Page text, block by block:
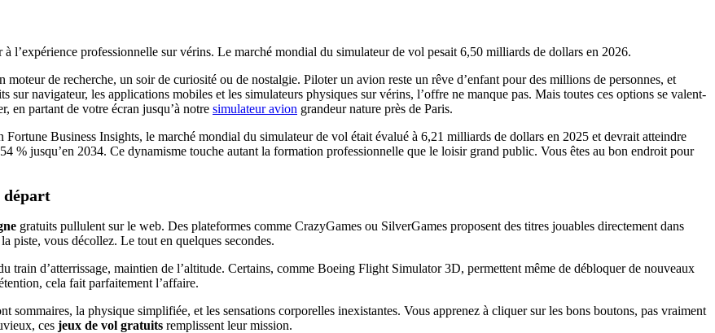
l’expérience professionnelle sur vérins. Le marché mondial du simulateur de vol pesait 6,50 milliards de dollars en 2026.
moteur de recherche, un soir de curiosité ou de nostalgie. Piloter un avion reste un rêve d’enfant pour des millions de personnes, et
sur navigateur, les applications mobiles et les simulateurs physiques sur vérins, l’offre ne manque pas. Mais toutes ces options se valent-
en partant de votre écran jusqu’à notre simulateur avion grandeur nature près de Paris.
Business Insights, le marché mondial du simulateur de vol était évalué à 6,21 milliards de dollars en 2025 et devrait atteindre
% jusqu’en 2034. Ce dynamisme touche autant la formation professionnelle que le loisir grand public. Vous êtes au bon endroit pour
départ
gratuits pullulent sur le web. Des plateformes comme CrazyGames ou SilverGames proposent des titres jouables directement dans
piste, vous décollez. Le tout en quelques secondes.
train d’atterrissage, maintien de l’altitude. Certains, comme Boeing Flight Simulator 3D, permettent même de débloquer de nouveaux
cela fait parfaitement l’affaire.
sommaires, la physique simplifiée, et les sensations corporelles inexistantes. Vous apprenez à cliquer sur les bons boutons, pas vraiment
ces jeux de vol gratuits remplissent leur mission.